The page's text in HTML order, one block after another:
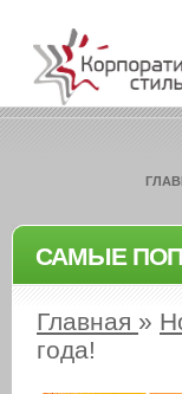
САМЫЕ
Главная »
года!